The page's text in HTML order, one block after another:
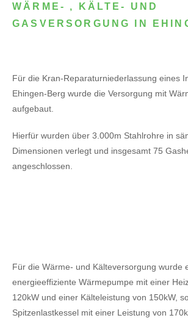
WÄRME- , KÄLTE- UND
GASVERSORGUNG IN
Für die Kran-Reparaturniederlassung eines
Ehingen-Berg wurde die Versorgung mit
aufgebaut.
Hierfür wurden über 3.000m Stahlrohre in
Dimensionen verlegt und insgesamt 75
angeschlossen.
Für die Wärme- und Kälteversorgung wurde
energieeffiziente Wärmepumpe mit einer
120kW und einer Kälteleistung von 150kW,
Spitzenlastkessel mit einer Leistung von